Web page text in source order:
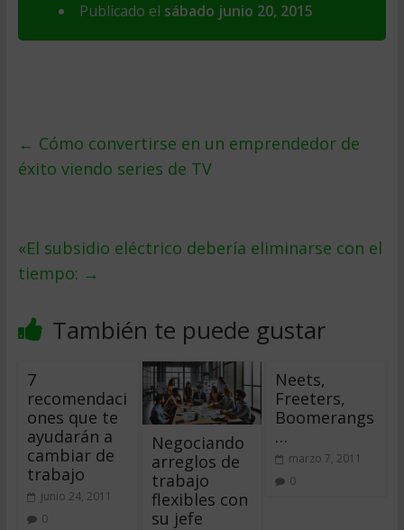
Publicado el sábado junio 20, 2015
← Cómo convertirse en un emprendedor de
éxito viendo series de TV
«El subsidio eléctrico debería eliminarse con el
tiempo: →
También te puede gustar
7
recomendaci
ones que te
ayudarán a
cambiar de
trabajo
junio 24, 2011
0
Negociando
arreglos de
trabajo
flexibles con
su jefe
Neets,
Freeters,
Boomerangs
…
marzo 7, 2011
0